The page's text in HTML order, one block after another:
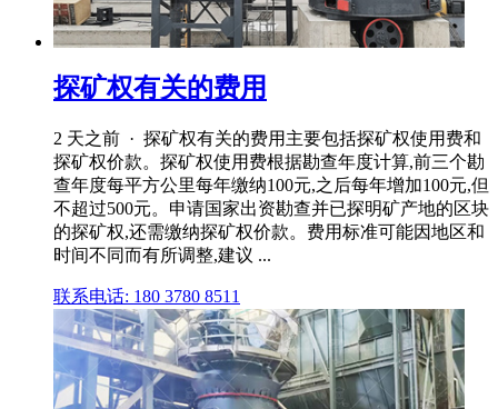
探矿权有关的费用
2 天之前 · 探矿权有关的费用主要包括探矿权使用费和
探矿权价款。探矿权使用费根据勘查年度计算,前三个勘
查年度每平方公里每年缴纳100元,之后每年增加100元,但
不超过500元。申请国家出资勘查并已探明矿产地的区块
的探矿权,还需缴纳探矿权价款。费用标准可能因地区和
时间不同而有所调整,建议 ...
联系电话: 180 3780 8511